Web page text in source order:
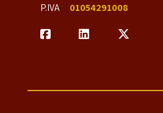
P.IVA 01054291008